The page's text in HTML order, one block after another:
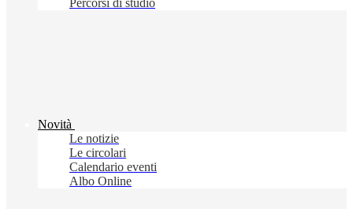
Percorsi di studio
Novità
Le notizie
Le circolari
Calendario eventi
Albo Online